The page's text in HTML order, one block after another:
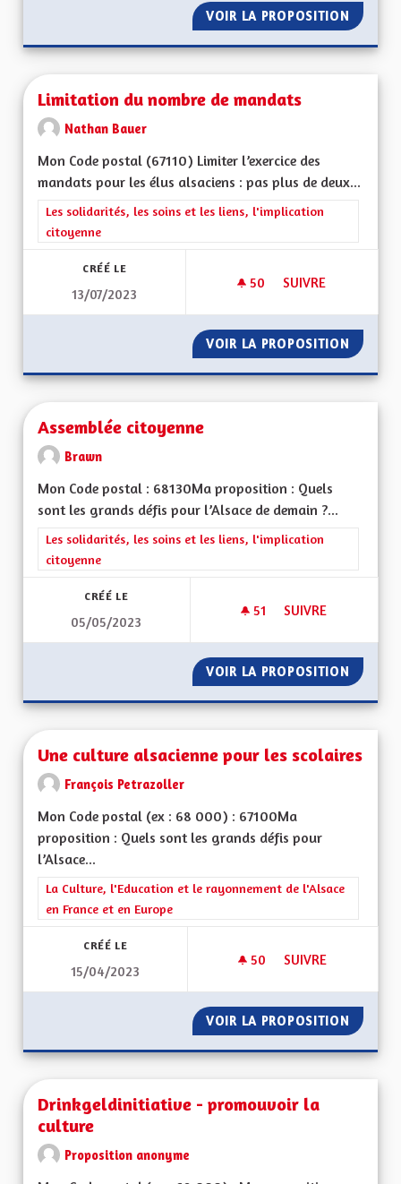
VOIR LA PROPOSITION VERS
Limitation du nombre de mandats
Nathan Bauer
Mon Code postal (67110) Limiter l’exercice des
mandats pour les élus alsaciens : pas plus de deux...
Filtrer les résultats de la catégorie : Les solidarités, les soins
Les solidarités, les soins et les liens, l'implication
citoyenne
CRÉÉ LE
13/07/2023
50 50 ABONNÉS
SUIVRE
VOIR LA PROPOSITION
Assemblée citoyenne
Brawn
Mon Code postal : 68130Ma proposition : Quels
sont les grands défis pour l’Alsace de demain ?...
Filtrer les résultats de la catégorie : Les solidarités, les soins
Les solidarités, les soins et les liens, l'implication
citoyenne
CRÉÉ LE
05/05/2023
51 51 ABONNÉS
SUIVRE
VOIR LA PROPOSITION
Une culture alsacienne pour les scolaires
François Petrazoller
Mon Code postal (ex : 68 000) : 67100Ma
proposition : Quels sont les grands défis pour
l’Alsace...
Filtrer les résultats de la catégorie : La Culture, l'Education et
La Culture, l'Education et le rayonnement de l'Alsace
en France et en Europe
CRÉÉ LE
15/04/2023
50 50 ABONNÉS
SUIVRE
VOIR LA PROPOSITION UNE
Drinkgeldinitiative - promouvoir la
culture
Proposition anonyme